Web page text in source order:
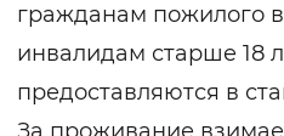
гражданам пожилого
инвалидам старше 18
предоставляются в